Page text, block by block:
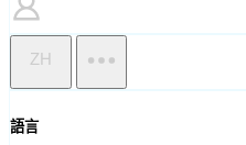
ZH
語言